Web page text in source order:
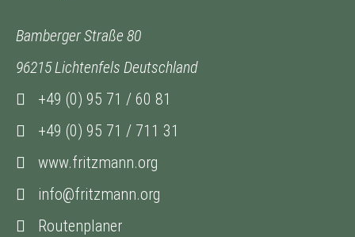
Bamberger Straße 80
96215 Lichtenfels Deutschland
+49 (0) 95 71 / 60 81
+49 (0) 95 71 / 711 31
www.fritzmann.org
info@fritzmann.org
Routenplaner